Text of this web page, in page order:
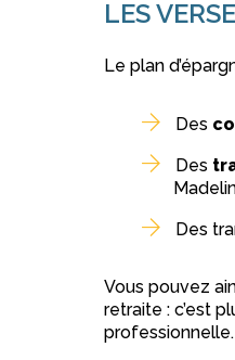
LES
Le plan
Des
Des
Des
Vous pouvez
retraite : c’est
professionnelle.